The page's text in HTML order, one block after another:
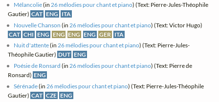
Mélancolie(in 26 mélodies pour chant et piano) (Text: Pierre-Jules-Théophile
Gautier) CAT ENG ITA
Nouvelle Chanson (in 26 mélodies pour chant et piano) (Text: Victor Hugo)
CAT CHI ENG ENG ENG ENG GER ITA
Nuit d'attente(in26 mélodies pour chant et piano) (Text: Pierre-Jules-
Théophile Gautier) DUT ENG
Poésie de Ronsard (in26 mélodies pour chant et piano) (Text: Pierre de
Ronsard) ENG
Sérénade(in 26 mélodies pour chant et piano) (Text: Pierre-Jules-Théophile
Gautier) CAT CZE ENG